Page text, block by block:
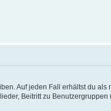
Auf jeden Fall erhältst du als
Beitritt zu Benutzergruppen